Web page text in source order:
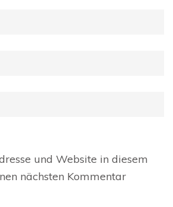
und Website in diesem
nächsten Kommentar